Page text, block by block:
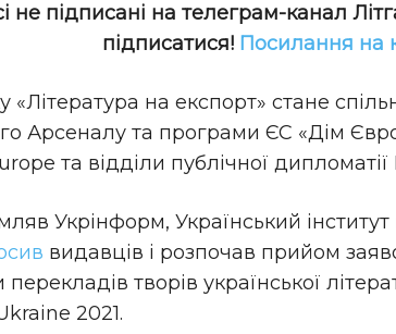
не підписані на телеграм-канал
підписатися! Посилання на
«Література на експорт» стане
Арсеналу та програми ЄС «Дім
та відділи публічної
Укрінформ, Український інститут
видавців і розпочав прийом
перекладів творів української
2021.